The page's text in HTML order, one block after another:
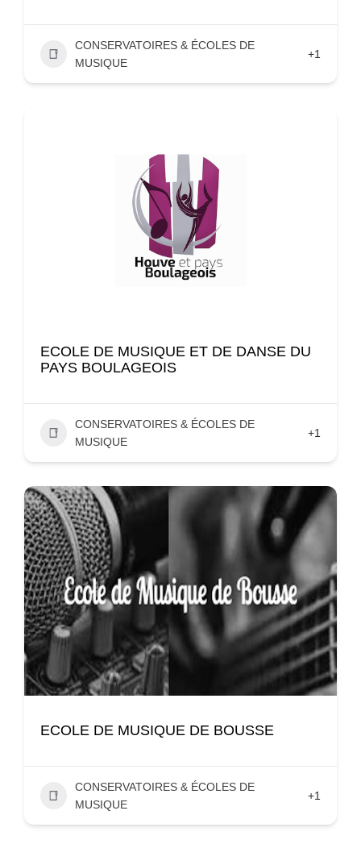
CONSERVATOIRES & ÉCOLES DE
MUSIQUE
+1
ECOLE DE MUSIQUE ET DE DANSE DU
PAYS BOULAGEOIS
CONSERVATOIRES & ÉCOLES DE
MUSIQUE
+1
ECOLE DE MUSIQUE DE BOUSSE
CONSERVATOIRES & ÉCOLES DE
MUSIQUE
+1